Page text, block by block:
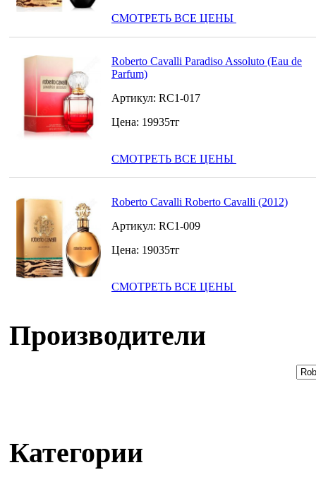
СМОТРЕТЬ ВСЕ ЦЕНЫ
Roberto Cavalli Paradiso Assoluto (Eau de
Parfum)
Артикул: RC1-017
Цена: 19935тг
СМОТРЕТЬ ВСЕ ЦЕНЫ
Roberto Cavalli Roberto Cavalli (2012)
Артикул: RC1-009
Цена: 19035тг
СМОТРЕТЬ ВСЕ ЦЕНЫ
Производители
Категории